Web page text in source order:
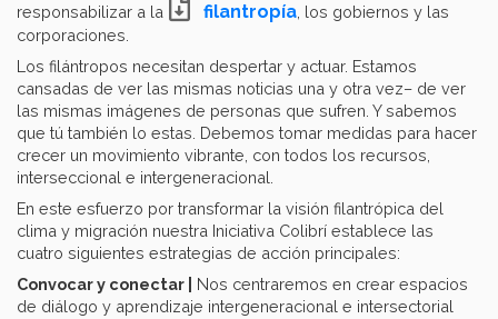
responsabilizar a la
filantropía , los gobiernos y las
corporaciones.
Los filántropos necesitan despertar y actuar. Estamos
cansadas ​​de ver las mismas noticias una y otra vez– de ver
las mismas imágenes de personas que sufren. Y sabemos
que tú también lo estas. Debemos tomar medidas para hacer
crecer un movimiento vibrante, con todos los recursos,
interseccional e intergeneracional.
En este esfuerzo por transformar la visión filantrópica del
clima y migración nuestra Iniciativa Colibrí establece las
cuatro siguientes estrategias de acción principales:
Convocar y conectar |
Nos centraremos en crear espacios
de diálogo y aprendizaje intergeneracional e intersectorial